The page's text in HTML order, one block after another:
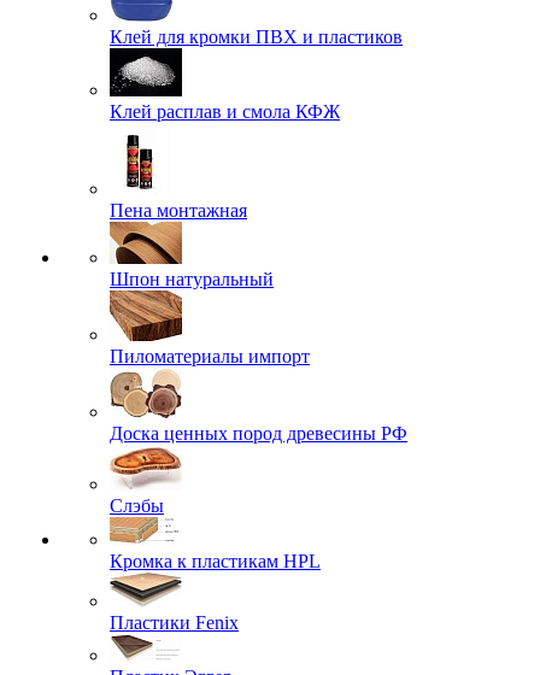
Клей для кромки ПВХ и пластиков
Клей расплав и смола КФЖ
Пена монтажная
Шпон натуральный
Пиломатериалы импорт
Доска ценных пород древесины РФ
Слэбы
Кромка к пластикам HPL
Пластики Fenix